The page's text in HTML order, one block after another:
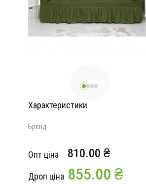
Характеристики
Бренд
Опт ціна 810.00 ₴
Дроп ціна 855.00 ₴